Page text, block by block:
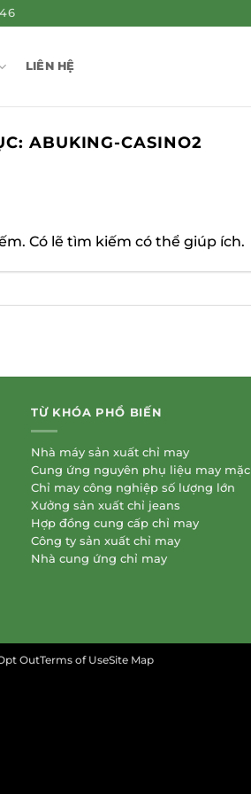
LIÊN HỆ
ABUKING-CASINO2
Có lẽ tìm kiếm có thể giúp ích.
TỪ KHÓA PHỔ BIẾN
Nhà máy sản xuất chỉ may
Cung ứng nguyên phụ liệu may mặc
Chỉ may công nghiệp số lượng lớn
Xưởng sản xuất chỉ jeans
Hợp đồng cung cấp chỉ may
Công ty sản xuất chỉ may
Nhà cung ứng chỉ may
OutTerms of UseSite Map